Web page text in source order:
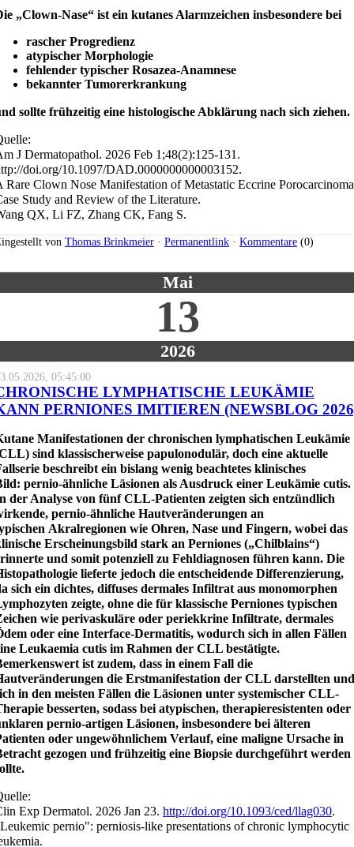
„Clown-Nase“ ist ein kutanes Alarmzeichen insbesondere bei
rascher Progredienz
atypischer Morphologie
fehlender typischer Rosazea-Anamnese
bekannter Tumorerkrankung
sollte frühzeitig eine histologische Abklärung nach sich ziehen.
J Dermatopathol. 2026 Feb 1;48(2):125-131.
doi.org/10.1097/DAD.0000000000003152.
Rare Clown Nose Manifestation of Metastatic Eccrine
Study and Review of the Literature.
QX, Li FZ, Zhang CK, Fang S.
von Thomas Brinkmeier · Permanentlink · Kommentare (0)
Mai
13
2026
05:45:00
LYMPHATISCHE LEUKÄMIE
PERNIONES IMITIEREN (NEWSBLOG
Manifestationen der chronischen lymphatischen Leukämie
sind klassischerweise papulonodulär, doch eine aktuelle
beschreibt ein bislang wenig beachtetes klinisches
pernio-ähnliche Läsionen als Ausdruck einer Leukämie cutis.
der Analyse von fünf CLL-Patienten zeigten sich entzündlich
pernio-ähnliche Hautveränderungen an
Akralregionen wie Ohren, Nase und Fingern, wobei das
Erscheinungsbild stark an Perniones („Chilblains“)
und somit potenziell zu Fehldiagnosen führen kann. Die
lieferte jedoch die entscheidende Differenzierung,
sich ein dichtes, diffuses dermales Infiltrat aus monomorphen
zeigte, ohne die für klassische Perniones typischen
wie perivaskuläre oder periekkrine Infiltrate, dermales
oder eine Interface-Dermatitis, wodurch sich in allen Fällen
Leukaemia cutis im Rahmen der CLL bestätigte.
ist zudem, dass in einem Fall die
die Erstmanifestation der CLL darstellten und
in den meisten Fällen die Läsionen unter systemischer CLL-
besserten, sodass bei atypischen, therapieresistenten oder
pernio-artigen Läsionen, insbesondere bei älteren
oder ungewöhnlichem Verlauf, eine maligne Ursache in
gezogen und frühzeitig eine Biopsie durchgeführt werden
Exp Dermatol. 2026 Jan 23. http://doi.org/10.1093/ced/llag030.
pernio": perniosis-like presentations of chronic lymphocytic